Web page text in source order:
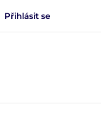
Přihlásit se